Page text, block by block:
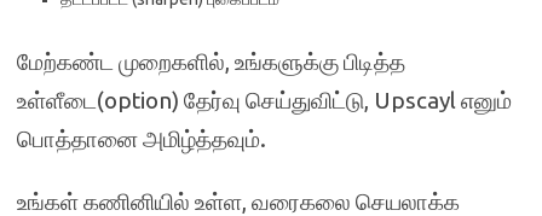
மேற்கண்ட முறைகளில், உங்களுக்கு பிடித்த
உள்ளீடை(option) தேர்வு செய்துவிட்டு, Upscayl எனும்
பொத்தானை அமிழ்த்தவும்.
உங்கள் கணினியில் உள்ள, வரைகலை செயலாக்க